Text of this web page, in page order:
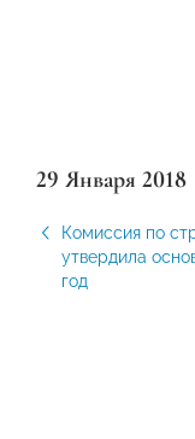
29 Января 2018
Комиссия по
утвердила
год